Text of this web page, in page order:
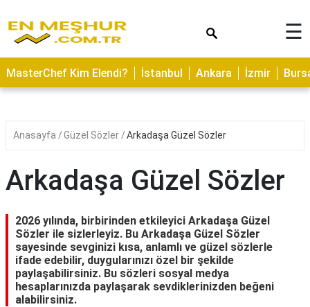
ASTROLOJİ
SAĞLIK
YERLER
NEDİR
KAMP
ALANLARI
☰
MasterChef Kim Elendi? İstanbul Ankara İzmir
Anasayfa Güzel Sözler Arkadaşa Güzel Sözler
Arkadaşa Güzel Sözler
2026 yılında, birbirinden etkileyici Arkadaşa Güzel
Sözler ile sizlerleyiz. Bu Arkadaşa Güzel Sözler
sayesinde sevginizi kısa, anlamlı ve güzel sözlerle
ifade edebilir, duygularınızı özel bir şekilde
paylaşabilirsiniz. Bu sözleri sosyal medya
hesaplarınızda paylaşarak sevdiklerinizden beğeni
alabilirsiniz.